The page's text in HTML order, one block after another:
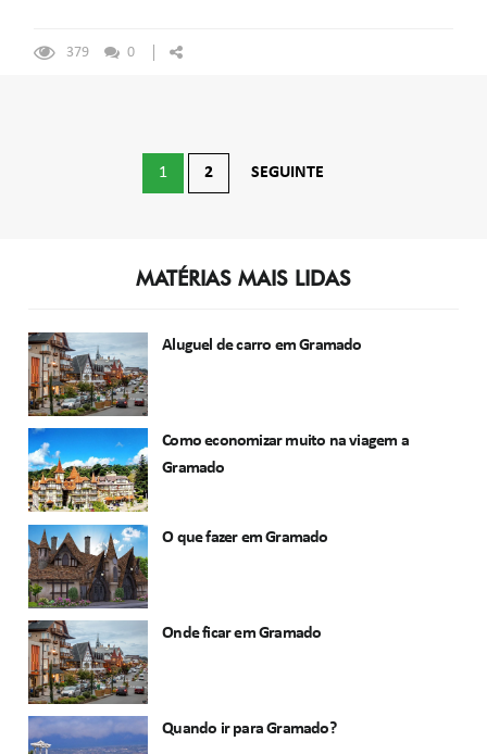
379 0
Navegação
1 2 SEGUINTE
MATÉRIAS MAIS LIDAS
Aluguel de carro em Gramado
Como economizar muito na viagem a
Gramado
O que fazer em Gramado
Onde ficar em Gramado
Quando ir para Gramado?